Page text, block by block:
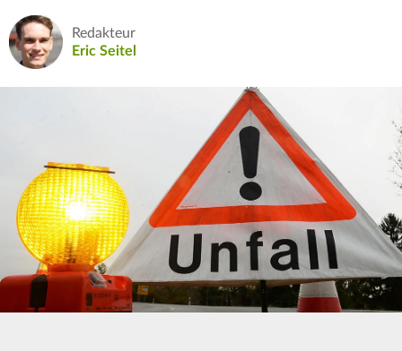
Redakteur
Eric Seitel